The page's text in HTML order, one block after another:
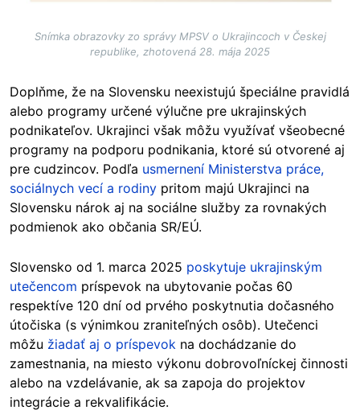
Snímka obrazovky zo správy MPSV o Ukrajincoch v Českej
republike, zhotovená 28. mája 2025
Doplňme, že na Slovensku neexistujú špeciálne pravidlá
alebo programy určené výlučne pre ukrajinských
podnikateľov. Ukrajinci však môžu využívať všeobecné
programy na podporu podnikania, ktoré sú otvorené aj
pre cudzincov. Podľa usmernení Ministerstva práce,
sociálnych vecí a rodiny pritom majú Ukrajinci na
Slovensku nárok aj na sociálne služby za rovnakých
podmienok ako občania SR/EÚ.
Slovensko od 1. marca 2025 poskytuje ukrajinským
utečencom príspevok na ubytovanie počas 60
respektíve 120 dní od prvého poskytnutia dočasného
útočiska (s výnimkou zraniteľných osôb). Utečenci
môžu žiadať aj o príspevok na dochádzanie do
zamestnania, na miesto výkonu dobrovoľníckej činnosti
alebo na vzdelávanie, ak sa zapoja do projektov
integrácie a rekvalifikácie.